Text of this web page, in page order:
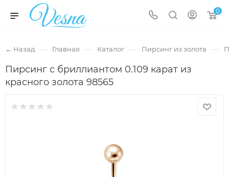
0
← Назад — Главная — Каталог — Пирсинг из золота —
Пирсинг с бриллиантом 0.109 карат из
красного золота 98565